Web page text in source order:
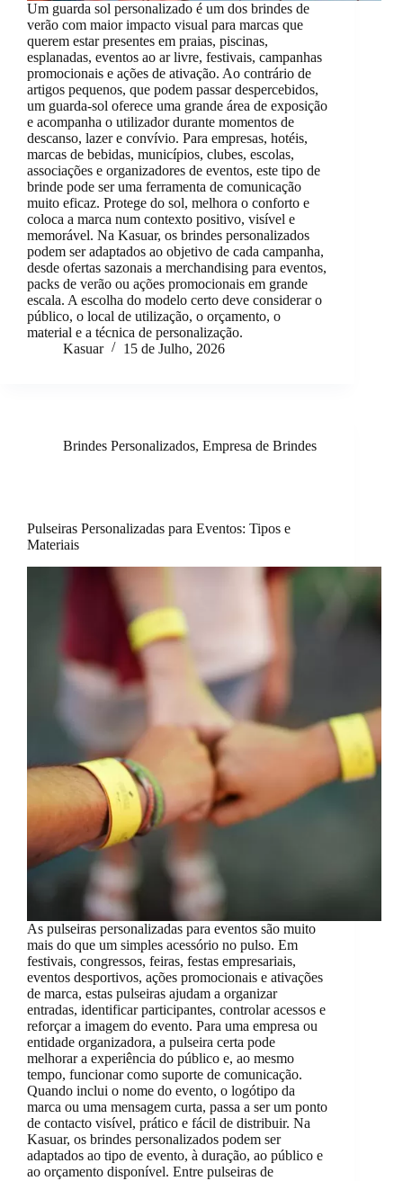
Um guarda sol personalizado é um dos brindes de
verão com maior impacto visual para marcas que
querem estar presentes em praias, piscinas,
esplanadas, eventos ao ar livre, festivais, campanhas
promocionais e ações de ativação. Ao contrário de
artigos pequenos, que podem passar despercebidos,
um guarda-sol oferece uma grande área de exposição
e acompanha o utilizador durante momentos de
descanso, lazer e convívio. Para empresas, hotéis,
marcas de bebidas, municípios, clubes, escolas,
associações e organizadores de eventos, este tipo de
brinde pode ser uma ferramenta de comunicação
muito eficaz. Protege do sol, melhora o conforto e
coloca a marca num contexto positivo, visível e
memorável. Na Kasuar, os brindes personalizados
podem ser adaptados ao objetivo de cada campanha,
desde ofertas sazonais a merchandising para eventos,
packs de verão ou ações promocionais em grande
escala. A escolha do modelo certo deve considerar o
público, o local de utilização, o orçamento, o
material e a técnica de personalização.
Kasuar
15 de Julho, 2026
Brindes Personalizados, Empresa de Brindes
Pulseiras Personalizadas para Eventos: Tipos e
Materiais
As pulseiras personalizadas para eventos são muito
mais do que um simples acessório no pulso. Em
festivais, congressos, feiras, festas empresariais,
eventos desportivos, ações promocionais e ativações
de marca, estas pulseiras ajudam a organizar
entradas, identificar participantes, controlar acessos e
reforçar a imagem do evento. Para uma empresa ou
entidade organizadora, a pulseira certa pode
melhorar a experiência do público e, ao mesmo
tempo, funcionar como suporte de comunicação.
Quando inclui o nome do evento, o logótipo da
marca ou uma mensagem curta, passa a ser um ponto
de contacto visível, prático e fácil de distribuir. Na
Kasuar, os brindes personalizados podem ser
adaptados ao tipo de evento, à duração, ao público e
ao orçamento disponível. Entre pulseiras de